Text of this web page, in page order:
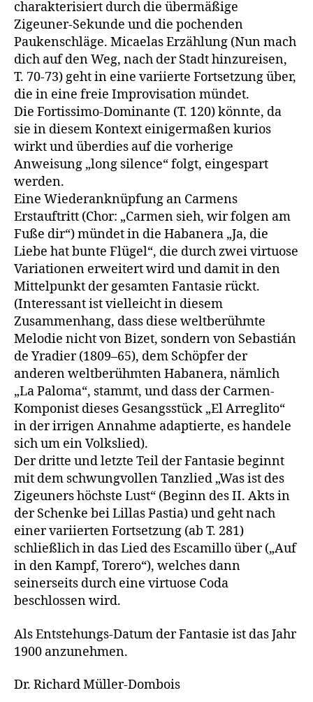
charakterisiert durch die übermäßige
Zigeuner-Sekunde und die pochenden
Paukenschläge. Micaelas Erzählung (Nun mach
dich auf den Weg, nach der Stadt hinzureisen,
T. 70-73) geht in eine variierte Fortsetzung über,
die in eine freie Improvisation mündet.
Die Fortissimo-Dominante (T. 120) könnte, da
sie in diesem Kontext einigermaßen kurios
wirkt und überdies auf die vorherige
Anweisung „long silence“ folgt, eingespart
werden.
Eine Wiederanknüpfung an Carmens
Erstauftritt (Chor: „Carmen sieh, wir folgen am
Fuße dir“) mündet in die Habanera „Ja, die
Liebe hat bunte Flügel“, die durch zwei virtuose
Variationen erweitert wird und damit in den
Mittelpunkt der gesamten Fantasie rückt.
(Interessant ist vielleicht in diesem
Zusammenhang, dass diese weltberühmte
Melodie nicht von Bizet, sondern von Sebastián
de Yradier (1809–65), dem Schöpfer der
anderen weltberühmten Habanera, nämlich
„La Paloma“, stammt, und dass der Carmen-
Komponist dieses Gesangsstück „El Arreglito“
in der irrigen Annahme adaptierte, es handele
sich um ein Volkslied).
Der dritte und letzte Teil der Fantasie beginnt
mit dem schwungvollen Tanzlied „Was ist des
Zigeuners höchste Lust“ (Beginn des II. Akts in
der Schenke bei Lillas Pastia) und geht nach
einer variierten Fortsetzung (ab T. 281)
schließlich in das Lied des Escamillo über („Auf
in den Kampf, Torero“), welches dann
seinerseits durch eine virtuose Coda
beschlossen wird.
Als Entstehungs-Datum der Fantasie ist das Jahr
1900 anzunehmen.
Dr. Richard Müller-Dombois